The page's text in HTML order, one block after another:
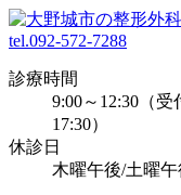
tel.092-572-7288
診療時間
9:00～12:30（受
17:30）
休診日
木曜午後/土曜午